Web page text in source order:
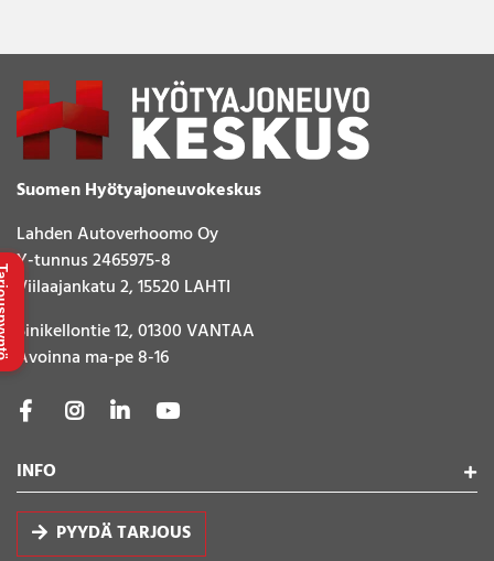
Suomen Hyötyajoneuvokeskus
Lahden Autoverhoomo Oy
Y-tunnus 2465975-8
Viilaajankatu 2, 15520 LAHTI
Sinikellontie 12, 01300 VANTAA
Avoinna ma-pe 8-16
INFO
PYYDÄ TARJOUS